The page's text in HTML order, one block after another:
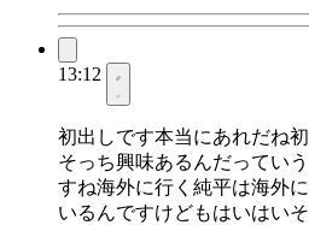
13:12
初出しです本当にあれだね
そっち興味あるんだってい
すね海外に行く純平は海外
いるんですけどもはいはい